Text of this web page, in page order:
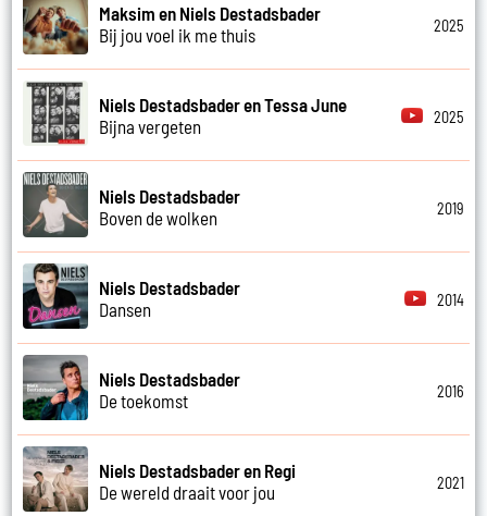
Maksim en Niels Destadsbader
Bij jou voel ik me thuis
2025
Niels Destadsbader en Tessa June
Bijna vergeten
2025
Niels Destadsbader
Boven de wolken
2019
Niels Destadsbader
Dansen
2014
Niels Destadsbader
De toekomst
2016
Niels Destadsbader en Regi
De wereld draait voor jou
2021